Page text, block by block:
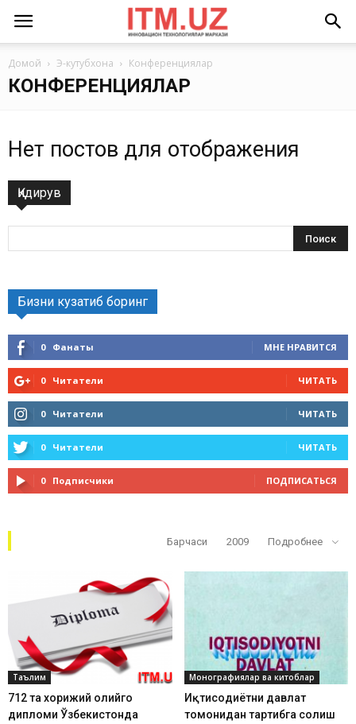
Домой Э-кутубхона Конференциялар
КОНФЕРЕНЦИЯЛАР
Нет постов для отображения
Қидирув
Бизни кузатиб боринг
0 Фанаты МНЕ НРАВИТСЯ
0 Читатели ЧИТАТЬ
0 Читатели ЧИТАТЬ
0 Читатели ЧИТАТЬ
0 Подписчики ПОДПИСАТЬСЯ
Барчаси 2009 Подробнее
Таълим
712 та хорижий олийгоҳ
дипломи Ўзбекистонда
Монографиялар ва китоблар
Иқтисодиётни давлат
томонидан тартибга солиш